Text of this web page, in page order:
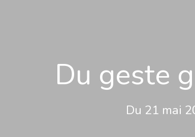
Du geste
Du 21 mai